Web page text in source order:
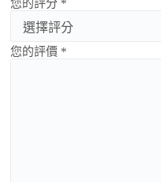
您的評分 *
您的評價 *